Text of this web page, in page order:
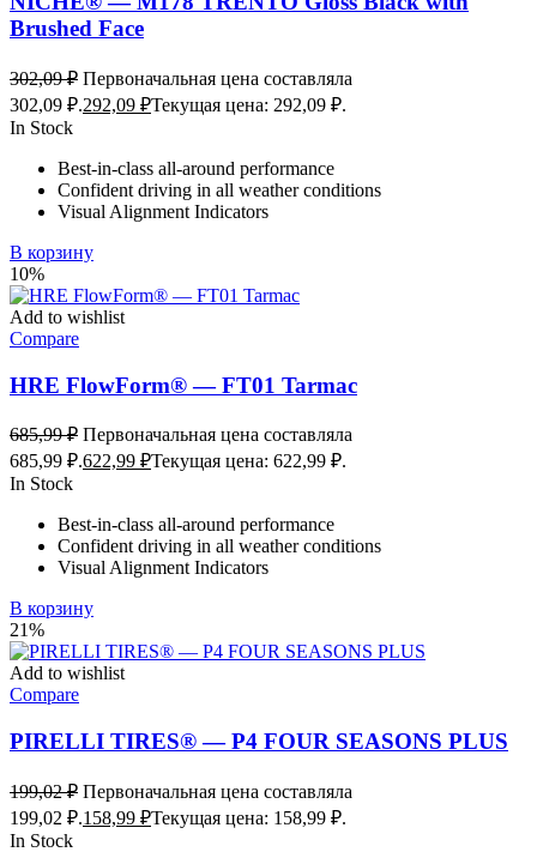
Brushed Face
302,09₽ Первоначальная цена составляла
302,09 ₽.292,09 ₽Текущая цена: 292,09 ₽.
In Stock
Best-in-class all-around performance
Confident driving in all weather conditions
Visual Alignment Indicators
В корзину
10%
Add to wishlist
Compare
HRE FlowForm® — FT01 Tarmac
685,99₽ Первоначальная цена составляла
685,99 ₽.622,99 ₽Текущая цена: 622,99 ₽.
In Stock
Best-in-class all-around performance
Confident driving in all weather conditions
Visual Alignment Indicators
В корзину
21%
Add to wishlist
Compare
PIRELLI TIRES® — P4 FOUR SEASONS PLUS
199,02₽ Первоначальная цена составляла
199,02 ₽.158,99 ₽Текущая цена: 158,99 ₽.
In Stock